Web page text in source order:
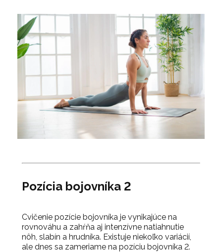
Pozícia bojovníka 2
Cvičenie pozície bojovníka je vynikajúce na
rovnováhu a zahŕňa aj intenzívne natiahnutie
nôh, slabín a hrudníka. Existuje niekoľko variácií,
ale dnes sa zameriame na pozíciu bojovníka 2.